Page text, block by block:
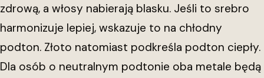
zdrową, a włosy nabierają blasku. Jeśli to srebro
harmonizuje lepiej, wskazuje to na chłodny
podton. Złoto natomiast podkreśla podton ciepły.
Dla osób o neutralnym podtonie oba metale będą